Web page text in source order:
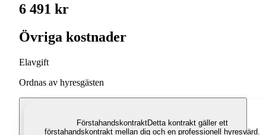
6 491 kr
Övriga kostnader
Elavgift
Ordnas av hyresgästen
FörstahandskontraktDetta kontrakt gäller ett
förstahandskontrakt mellan dig och en professionell hyresvärd.